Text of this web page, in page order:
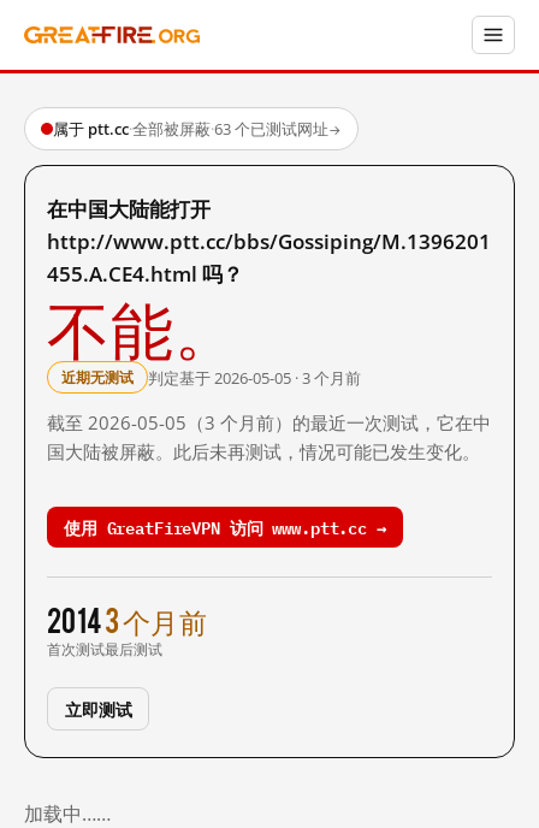
属于 ptt.cc·全部被屏蔽·63 个已测试网址→
在中国大陆能打开
http://www.ptt.cc/bbs/Gossiping/M.1396201
455.A.CE4.html 吗？
不能。
近期无测试 判定基于 2026-05-05 · 3 个月前
截至 2026-05-05（3 个月前）的最近一次测试，它在中
国大陆被屏蔽。此后未再测试，情况可能已发生变化。
使用 GreatFireVPN 访问 www.ptt.cc →
2014
首次测试
3 个月前
最后测试
立即测试
加载中……